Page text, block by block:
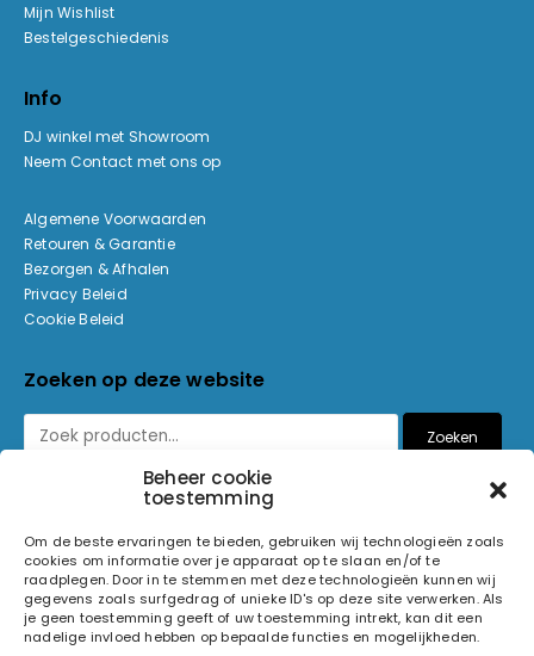
Beheer cookie
toestemming
Om de beste ervaringen te bieden, gebruiken wij technologieën zoals
cookies om informatie over je apparaat op te slaan en/of te
raadplegen. Door in te stemmen met deze technologieën kunnen wij
gegevens zoals surfgedrag of unieke ID's op deze site verwerken. Als
je geen toestemming geeft of uw toestemming intrekt, kan dit een
nadelige invloed hebben op bepaalde functies en mogelijkheden.
Mijn Wishlist
Bestelgeschiedenis
Info
DJ winkel met Showroom
Neem Contact met ons op
Algemene Voorwaarden
Retouren & Garantie
Bezorgen & Afhalen
Privacy Beleid
Cookie Beleid
Zoeken op deze website
Zoeken